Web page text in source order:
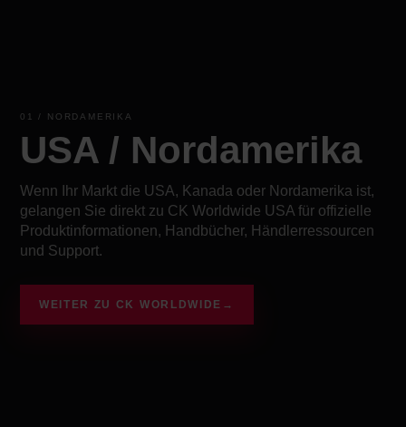
01 / NORDAMERIKA
USA / Nordamerika
Wenn Ihr Markt die USA, Kanada oder Nordamerika ist,
gelangen Sie direkt zu CK Worldwide USA für offizielle
Produktinformationen, Handbücher, Händlerressourcen
und Support.
WEITER ZU CK WORLDWIDE →